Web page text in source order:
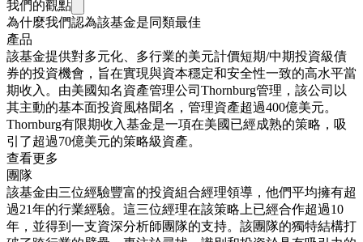
我們的觀點
為什麼我們認為該基金是同類最佳
產品
該基金提供對多元化、多行業的美元計價短期/中期投資級債
券的投資機會，旨在實現與資本穩定和安全性一致的高水平當
期收入。由美國知名資產管理公司Thornburg管理，該公司以
其主動的基本面投資風格聞名，管理資產超過400億美元。
Thornburg有限期收入基金是一項在美國已經成熟的策略，吸
引了超過70億美元的策略級資產。
查看更多
團隊
該基金由三位經驗豐富的投資組合經理領導，他們平均擁有超
過21年的行業經驗。這三位經理在該策略上已經合作超過10
年，並得到一支資深分析師團隊的支持。該團隊的獨特結構打